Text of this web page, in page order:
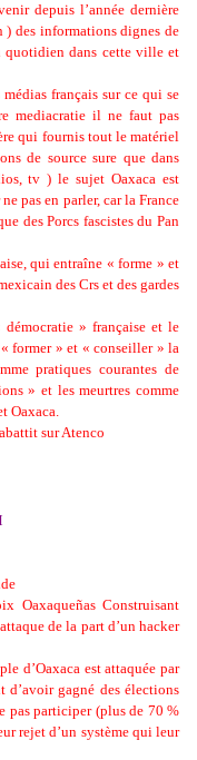
depuis l’année dernière
) des informations dignes de
quotidien dans cette ville et
français sur ce qui se
mediacratie il ne faut pas
qui fournis tout le matériel
de source sure que dans
tv ) le sujet Oaxaca est
pas en parler, car la France
des Porcs fascistes du Pan
qui entraîne « forme » et
des Crs et des gardes
» française et le
former » et « conseiller » la
pratiques courantes de
» et les meurtres comme
Oaxaca.
sur Atenco
Oaxaqueñas Construisant
de la part d’un hacker
d’Oaxaca est attaquée par
d’avoir gagné des élections
pas participer (plus de 70 %
rejet d’un système qui leur